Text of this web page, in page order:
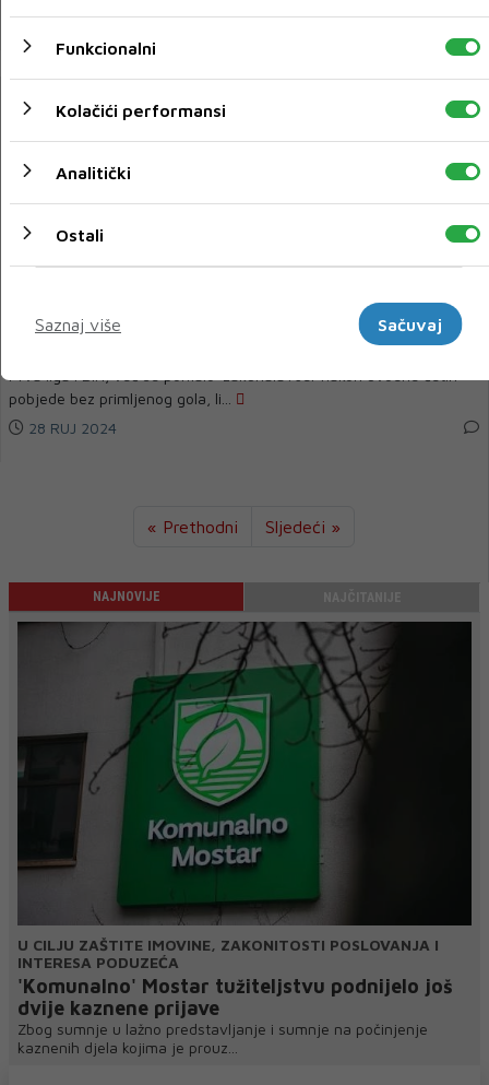
28 RUJ 2024
Adžem pred novim otkazom
pobjede bez primljenog gola, li...
28 RUJ 2024
« Prethodni Sljedeći »
NAJNOVIJE
U CILJU ZAŠTITE IMOVINE, ZAKONITOSTI POSLOVANJA I
INTERESA PODUZEĆA
'Komunalno' Mostar tužiteljstvu podnijelo još
dvije kaznene prijave
Zbog sumnje u lažno predstavljanje i sumnje na počinjenje
kaznenih djela kojima je prouz...
Funkcionalni
Kolačići performansi
Analitički
Ostali
Saznaj više
Sačuvaj